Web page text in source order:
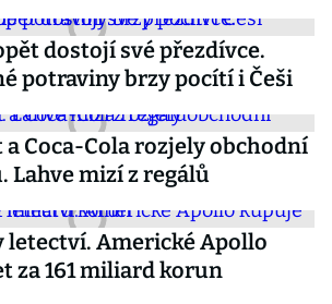
dostojí své přezdívce.
potraviny brzy pocítí i Češi
a Coca-Cola rozjely obchodní
Lahve mizí z regálů
letectví. Americké Apollo
za 161 miliard korun